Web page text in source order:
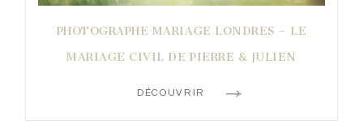
PHOTOGRAPHE MARIAGE LONDRES – LE
MARIAGE CIVIL DE PIERRE & JULIEN
DÉCOUVRIR